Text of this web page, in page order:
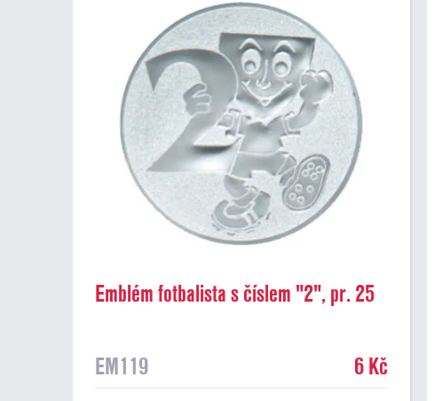
Emblém fotbalista s číslem "2", pr. 25
EM119
6 Kč